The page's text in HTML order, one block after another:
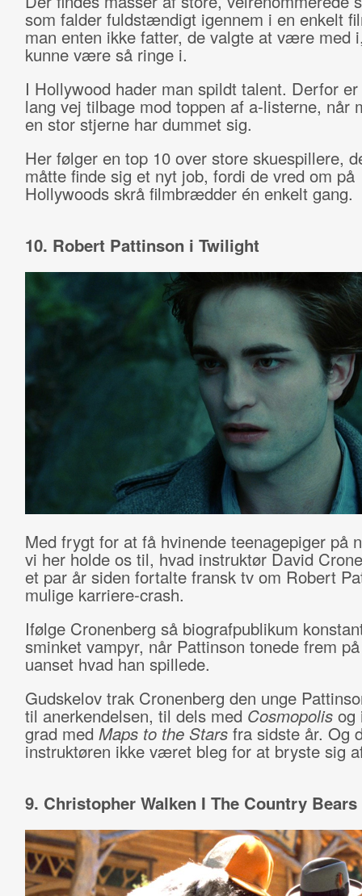
som falder fuldstændigt igennem i en enkelt
man enten ikke fatter, de valgte at være med
kunne være så ringe i.
I Hollywood hader man spildt talent. Derfor
lang vej tilbage mod toppen af a-listerne, når
en stor stjerne har dummet sig.
Her følger en top 10 over store skuespillere,
måtte finde sig et nyt job, fordi de vred om på
Hollywoods skrå filmbrædder én enkelt gang.
10. Robert Pattinson i Twilight
Med frygt for at få hvinende teenagepiger på
vi her holde os til, hvad instruktør David
et par år siden fortalte fransk tv om Robert
mulige karriere-crash.
Ifølge Cronenberg så biografpublikum
sminket vampyr, når Pattinson tonede frem
uanset hvad han spillede.
Gudskelov trak Cronenberg den unge
til anerkendelsen, til dels med Cosmopolisog
grad med Maps to the Starsfra sidste år. Og
instruktøren ikke været bleg for at bryste sig
9. Christopher Walken I The Country Bears